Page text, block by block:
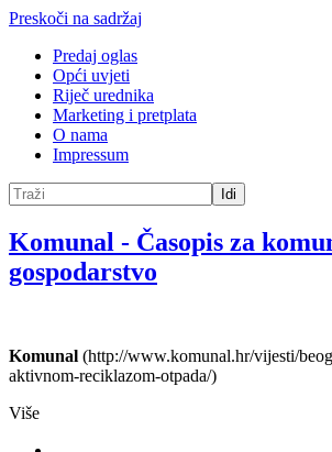
Preskoči na sadržaj
Predaj oglas
Opći uvjeti
Riječ urednika
Marketing i pretplata
O nama
Impressum
Idi
Komunal - Časopis za
gospodarstvo
Komunal (http://www.komunal.hr/vijesti/
aktivnom-reciklazom-otpada/)
Više